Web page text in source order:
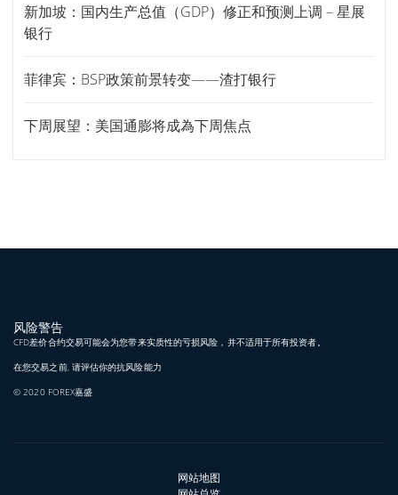
新加坡：国内生产总值（GDP）修正和预测上调 – 星展
银行
菲律宾：BSP政策前景转变——渣打银行
下周展望：美国通膨将成為下周焦点
风险警告
CFD差价合约交易可能会为您带来实质性的亏损风险，并不适用于所有投资者。
在您交易之前, 请评估你的抗风险能力
© 2020 FOREX嘉盛
网站地图